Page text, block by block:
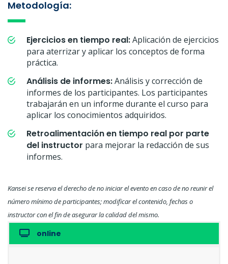
Metodología:
Ejercicios en tiempo real:Aplicación de ejercicios
para aterrizar y aplicar los conceptos de forma
práctica.
Análisis de informes:Análisis y corrección de
informes de los participantes. Los participantes
trabajarán en un informe durante el curso para
aplicar los conocimientos adquiridos.
Retroalimentación en tiempo real por parte
del instructor para mejorar la redacción de sus
informes.
Kansei se reserva el derecho de no iniciar el evento en caso de no reunir el
número mínimo de participantes; modificar el contenido, fechas o
instructor con el fin de asegurar la calidad del mismo.
online